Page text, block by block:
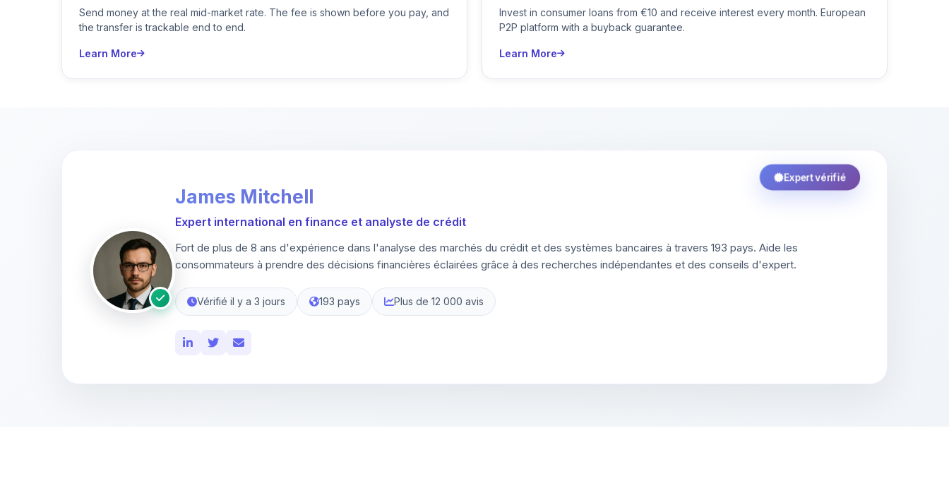
Send money at the real mid-market rate. The fee is shown before you pay, and
the transfer is trackable end to end.
Learn More
Invest in consumer loans from €10 and receive interest every month. European
P2P platform with a buyback guarantee.
Learn More
Expert vérifié
James Mitchell
Expert international en finance et analyste de crédit
Fort de plus de 8 ans d'expérience dans l'analyse des marchés du crédit et des systèmes bancaires à travers 193 pays. Aide les
consommateurs à prendre des décisions financières éclairées grâce à des recherches indépendantes et des conseils d'expert.
Vérifié il y a 3 jours 193 pays Plus de 12 000 avis